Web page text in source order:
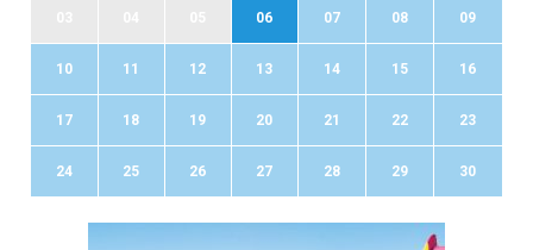
06 07 08 09
10 11 12 13 14 15 16
17 18 19 20 21 22 23
24 25 26 27 28 29 30